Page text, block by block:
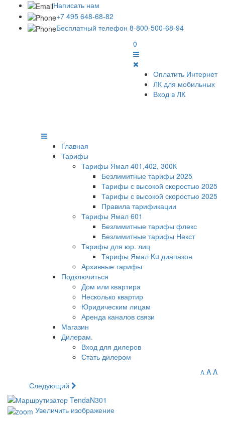
Написать нам
+7 495 648-68-82
Бесплатный телефон 8-800-500-68-94
0
Оплатить Интернет
ЛК для мобильных
Вход в ЛК
Главная
Тарифы
Тарифы Ямал 401,402, 300К
Безлимитные тарифы 2025
Тарифы с высокой скоростью 2025
Тарифы с высокой скоростью 2025
Правила тарификации
Тарифы Ямал 601
Безлимитные тарифы флекс
Безлимитные тарифы Некст
Тарифы для юр. лиц
Тарифы Ямал Ku диапазон
Архивные тарифы
Подключиться
Дом или квартира
Несколько квартир
Юридическим лицам
Аренда каналов связи
Магазин
Дилерам.
Вход для дилеров
Стать дилером
A A A
Следующий
Увеличить изображение